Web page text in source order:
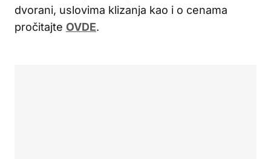
dvorani, uslovima klizanja kao i o cenama
pročitajte OVDE.